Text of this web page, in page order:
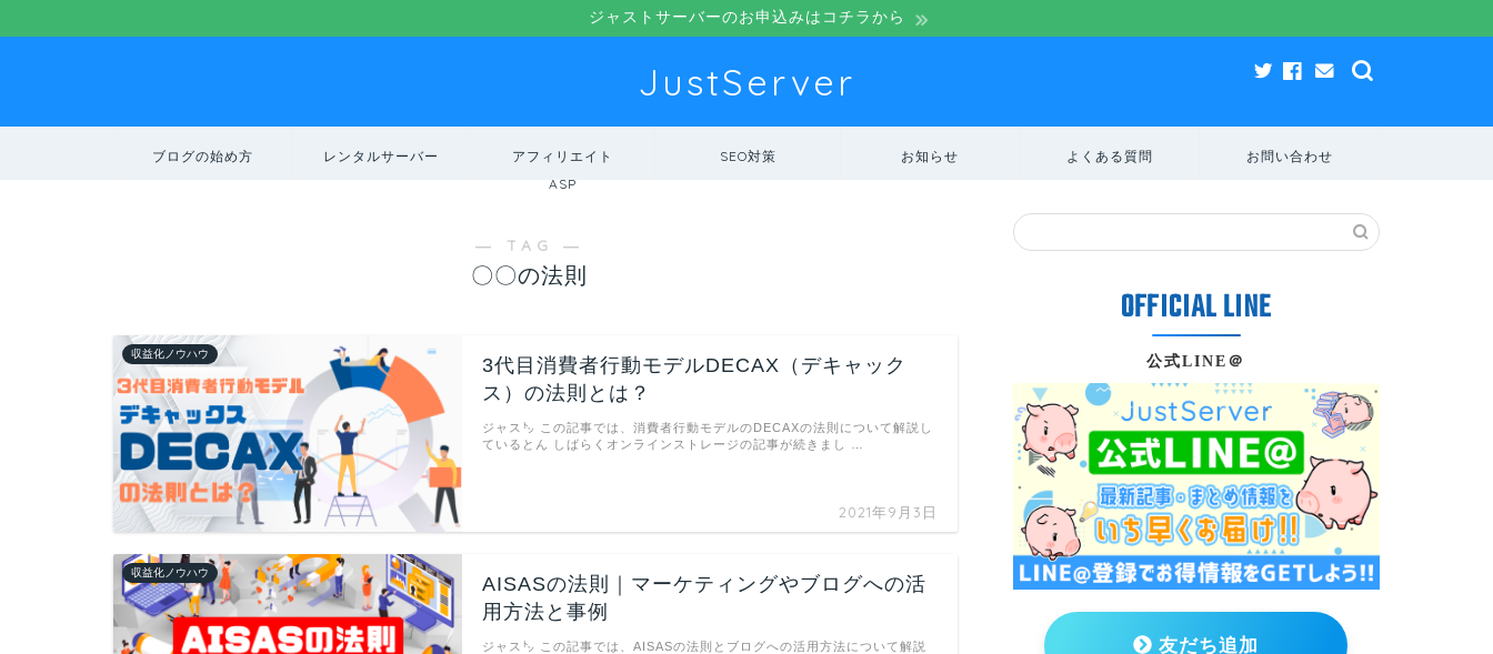
ジャストサーバーのお申込みはコチラから
JustServer
ブログの始め方 レンタルサーバー
アフィリエイト
ASP
SEO対策 お知らせ よくある質問 お問い合わせ
― TAG ―
〇〇の法則
収益化ノウハウ
3代目消費者行動モデルDECAX（デキャック
ス）の法則とは？
2021年9月3日
ジャス㌧ この記事では、消費者行動モデルのDECAXの法則について解説し
ているとん しばらくオンラインストレージの記事が続きまし …
収益化ノウハウ
AISASの法則｜マーケティングやブログへの活
用方法と事例
ジャス㌧ この記事では、AISASの法則とブログへの活用方法について解説
公式LINE＠
友だち追加